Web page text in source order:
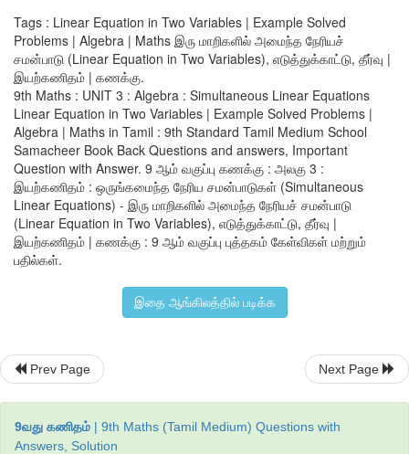
எடுத்துக்காட்டு 3.47
ஒரு செவ்வகத்தின் சுற்றளவு 36 மீட்டர் மற்றும் நீளமானது
மடங்கை விட 2 மீட்டர் அதிகமெனில், செவ்வகத்தின் பக்க
முறையைப் பயன்படுத்திக் காண்க.
தீர்வு
கொடுக்கப்பட்ட கூற்றுகளுக்கு நாம் சமன்பாடுகளை அமைப்போம்
சமன்பாடு அமைத்தல்
செவ்வகத்தின்
2(l + b) = 36
l b= 36/2
Tags : Linear Equation in Two Variables | Example Solved
Problems | Algebra | Maths இரு மாறிகளில் அமைந்த நேரியச்
சமன்பாடு (Linear Equation in Two Variables), எடுத்துக்காட்டு, தீர்வு |
இயற்கணிதம் | கணக்கு.
9th Maths : UNIT 3 : Algebra : Simultaneous Linear Equations
Linear Equation in Two Variables | Example Solved Problems |
Algebra | Maths in Tamil : 9th Standard Tamil Medium School
Samacheer Book Back Questions and answers, Important
Question with Answer. 9 ஆம் வகுப்பு கணக்கு : அலகு 3 :
இயற்கணிதம் : ஒருங்கமைந்த நேரிய சமன்பாடுகள் (Simultaneous
Linear Equations) - இரு மாறிகளில் அமைந்த நேரியச் சமன்பாடு
(Linear Equation in Two Variables), எடுத்துக்காட்டு, தீர்வு |
இயற்கணிதம் | கணக்கு : 9 ஆம் வகுப்பு புத்தகம் கேள்விகள் மற்றும்
பதில்கள்.
இதை ஆங்கிலத்தில் படிக்க
Prev Page Next Page
9வது கணிதம் | 9th Maths (Tamil Medium) Questions with
Answers, Solution